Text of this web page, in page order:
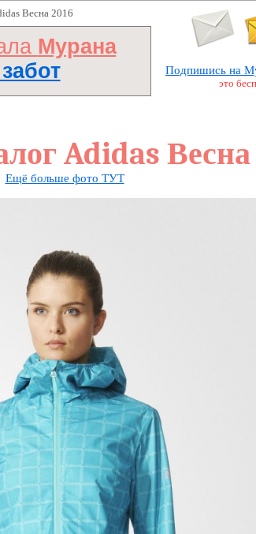
Весна 2016
Мурана
Подпишись на
это
Adidas Весна
Ещё больше фото ТУТ